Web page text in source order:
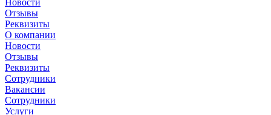
Новости
Отзывы
Реквизиты
О компании
Новости
Отзывы
Реквизиты
Сотрудники
Вакансии
Сотрудники
Услуги